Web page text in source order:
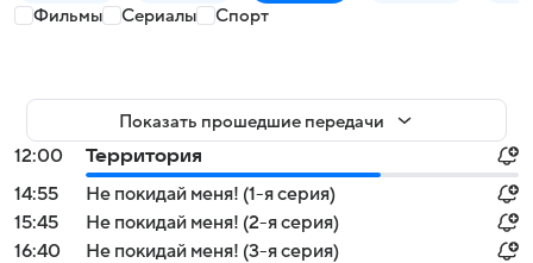
Фильмы Сериалы Спорт
Показать прошедшие передачи
12:00
Территория
14:55
Не покидай меня! (1-я серия)
15:45
Не покидай меня! (2-я серия)
16:40
Не покидай меня! (3-я серия)